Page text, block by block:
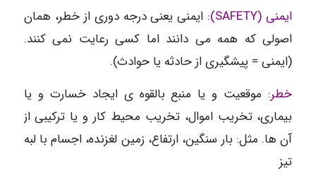
ایمنی (SAFETY)
: ایمنی یعنی درجه دوری از خطر، همان
اصولی که همه می دانند اما کسی رعایت نمی کنند.
(ایمنی = پیشگیری از حادثه یا حوادث).
خطر: موقعیت و یا منبع بالقوه ی ایجاد خسارت و یا
بیماری، تخریب اموال، تخریب محیط کار و یا ترکیبی از
آن ها. مثل: بار سنگین، ارتفاع، زمین لغزنده، اجسام با لبه
تیز